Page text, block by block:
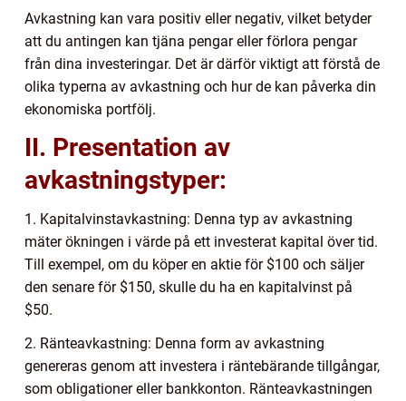
Avkastning kan vara positiv eller negativ, vilket betyder
att du antingen kan tjäna pengar eller förlora pengar
från dina investeringar. Det är därför viktigt att förstå de
olika typerna av avkastning och hur de kan påverka din
ekonomiska portfölj.
II. Presentation av
avkastningstyper:
1. Kapitalvinstavkastning: Denna typ av avkastning
mäter ökningen i värde på ett investerat kapital över tid.
Till exempel, om du köper en aktie för $100 och säljer
den senare för $150, skulle du ha en kapitalvinst på
$50.
2. Ränteavkastning: Denna form av avkastning
genereras genom att investera i räntebärande tillgångar,
som obligationer eller bankkonton. Ränteavkastningen